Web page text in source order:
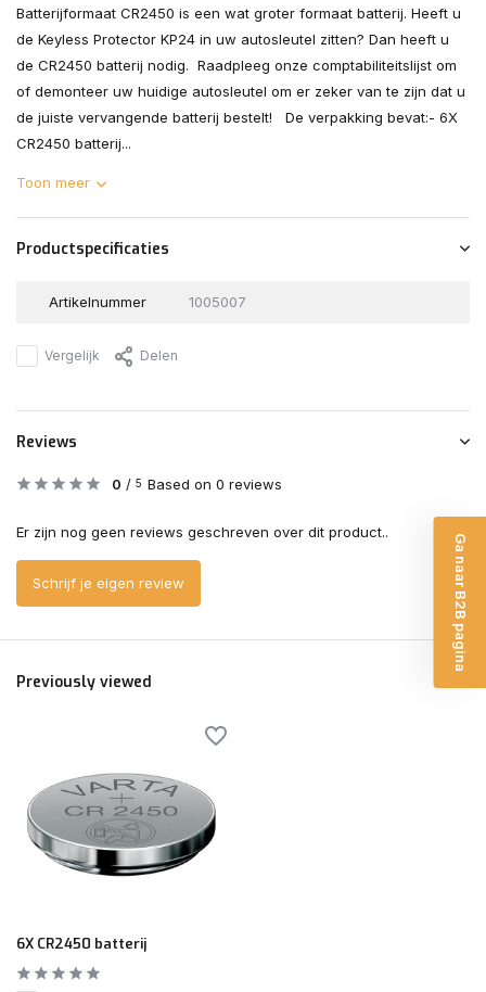
Batterijformaat CR2450 is een wat groter formaat batterij. Heeft u
de Keyless Protector KP24 in uw autosleutel zitten? Dan heeft u
de CR2450 batterij nodig. Raadpleeg onze comptabiliteitslijst om
of demonteer uw huidige autosleutel om er zeker van te zijn dat u
de juiste vervangende batterij bestelt! De verpakking bevat:- 6X
CR2450 batterij...
Toon meer
Productspecificaties
Artikelnummer 1005007
Vergelijk Delen
Reviews
0 / 5 Based on 0 reviews
Er zijn nog geen reviews geschreven over dit product..
Schrijf je eigen review
Previously viewed
6X CR2450 batterij
Ga naar B2B pagina